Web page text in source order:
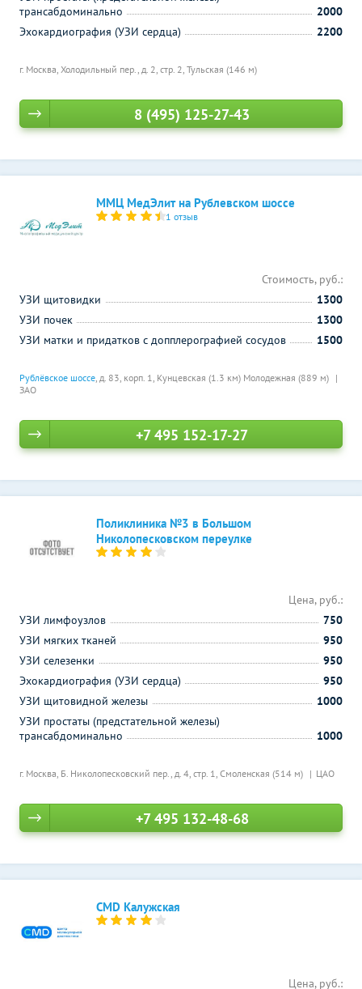
г. Москва, Холодильный пер., д. 2, стр. 2, Тульская (146 м)
трансабдоминально
2000
Эхокардиография (УЗИ сердца)
2200
8 (495) 125-27-43
ММЦ МедЭлит на Рублевском шоссе
1 отзыв
Рублёвское шоссе, д. 83, корп. 1, Кунцевская (1.3 км) Молодежная (889 м)
ЗАО
Стоимость, руб.:
УЗИ щитовидки
1300
УЗИ почек
1300
УЗИ матки и придатков с допплерографией сосудов
1500
+7 495 152-17-27
Поликлиника №3 в Большом
Николопесковском переулке
г. Москва, Б. Николопесковский пер., д. 4, стр. 1, Смоленская (514 м) ЦАО
Цена, руб.:
УЗИ лимфоузлов
750
УЗИ мягких тканей
950
УЗИ селезенки
950
Эхокардиография (УЗИ сердца)
950
УЗИ щитовидной железы
1000
УЗИ простаты (предстательной железы)
трансабдоминально
1000
+7 495 132-48-68
CMD Калужская
Цена, руб.: